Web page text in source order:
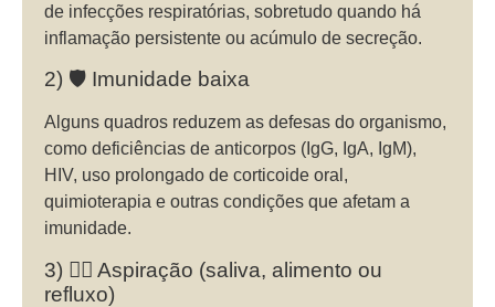
de infecções respiratórias, sobretudo quando há
inflamação persistente ou acúmulo de secreção.
2) 🛡️ Imunidade baixa
Alguns quadros reduzem as defesas do organismo,
como deficiências de anticorpos (IgG, IgA, IgM),
HIV, uso prolongado de corticoide oral,
quimioterapia e outras condições que afetam a
imunidade.
3) 😮‍💨 Aspiração (saliva, alimento ou
refluxo)